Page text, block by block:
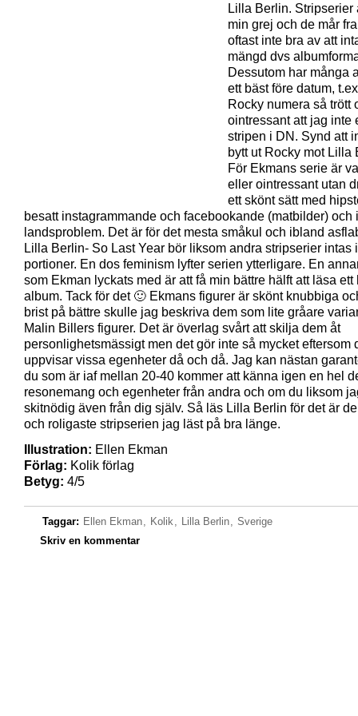
Lilla Berlin. Stripserier
min grej och de mår
oftast inte bra av att
mängd dvs
Dessutom har många
ett bäst före datum,
Rocky numera så trött
ointressant att jag inte
stripen i DN. Synd att
bytt ut Rocky mot Lilla
För Ekmans serie är
eller ointressant utan
ett skönt sätt med
besatt instagrammande och facebookande (matbilder) och
landsproblem. Det är för det mesta småkul och ibland
Lilla Berlin- So Last Year bör liksom andra stripserier intas
portioner. En dos feminism lyfter serien ytterligare. En
som Ekman lyckats med är att få min bättre hälft att läsa ett
album. Tack för det 🙂 Ekmans figurer är skönt knubbiga
brist på bättre skulle jag beskriva dem som lite gråare
Malin Billers figurer. Det är överlag svårt att skilja dem åt
personlighetsmässigt men det gör inte så mycket eftersom
uppvisar vissa egenheter då och då. Jag kan nästan
du som är iaf mellan 20-40 kommer att känna igen en hel
resonemang och egenheter från andra och om du liksom
skitnödig även från dig själv. Så läs Lilla Berlin för det är
och roligaste stripserien jag läst på bra länge.
Illustration: Ellen Ekman
Förlag: Kolik förlag
Betyg: 4/5
Taggar: Ellen Ekman, Kolik, Lilla Berlin, Sverige
Skriv en kommentar